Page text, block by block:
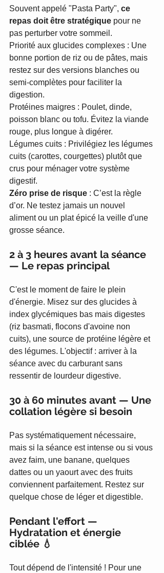
Souvent appelé "Pasta Party", ce
repas doit être stratégique pour ne
pas perturber votre sommeil.
Priorité aux glucides complexes : Une
bonne portion de riz ou de pâtes, mais
restez sur des versions blanches ou
semi-complètes pour faciliter la
digestion.
Protéines maigres : Poulet, dinde,
poisson blanc ou tofu. Évitez la viande
rouge, plus longue à digérer.
Légumes cuits : Privilégiez les légumes
cuits (carottes, courgettes) plutôt que
crus pour ménager votre système
digestif.
Zéro prise de risque : C’est la règle
d’or. Ne testez jamais un nouvel
aliment ou un plat épicé la veille d'une
grosse séance.
2 à 3 heures avant la séance
— Le repas principal
C'est le moment de faire le plein
d'énergie. Misez sur des glucides à
index glycémiques bas mais digestes
(riz basmati, flocons d'avoine non
cuits), une source de protéine légère et
des légumes. L'objectif : arriver à la
séance avec du carburant sans
ressentir de lourdeur digestive.
30 à 60 minutes avant — Une
collation légère si besoin
Pas systématiquement nécessaire,
mais si la séance est intense ou si vous
avez faim, une banane, quelques
dattes ou un yaourt avec des fruits
conviennent parfaitement. Restez sur
quelque chose de léger et digestible.
Pendant l'effort —
Hydratation et énergie
ciblée 💧
Tout dépend de l'intensité ! Pour une